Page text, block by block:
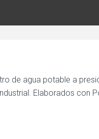
de agua potable a
Elaborados con